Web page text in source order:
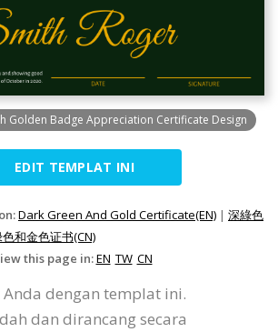
Golden Badge Appreciation Certificate Design
EDIT TEMPLAT INI
Dark Green And Gold Certificate(EN) | 深綠色
和金色证书(CN)
this page in:EN TW CN
dengan templat ini.
dan dirancang secara